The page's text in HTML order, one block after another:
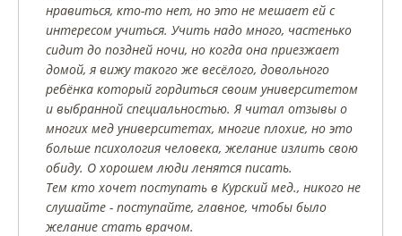
нравиться, кто-то нет, но это не мешает ей с
интересом учиться. Учить надо много, частенько
сидит до поздней ночи, но когда она приезжает
домой, я вижу такого же весёлого, довольного
ребёнка который гордиться своим университетом
и выбранной специальностью. Я читал отзывы о
многих мед университетах, многие плохие, но это
больше психология человека, желание излить свою
обиду. О хорошем люди ленятся писать.
Тем кто хочет поступать в Курский мед., никого не
слушайте - поступайте, главное, чтобы было
желание стать врачом.